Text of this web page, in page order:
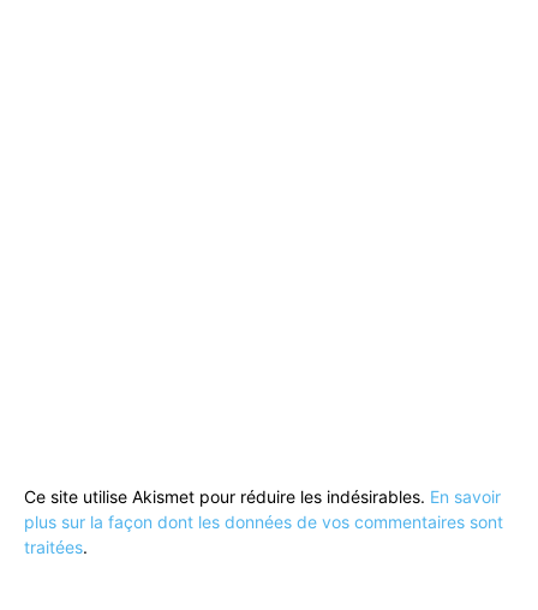
Ce site utilise Akismet pour réduire les indésirables. En savoir
plus sur la façon dont les données de vos commentaires sont
traitées.